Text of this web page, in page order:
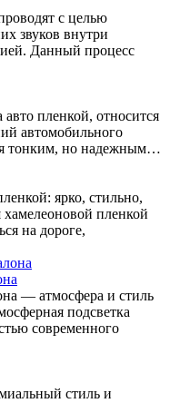
с целью
звуков внутри
Данный процесс
пленкой, относится
автомобильного
тонким, но надежным…
ярко, стильно,
пленкой
на дороге,
— атмосфера и стиль
подсветка
современного
стиль и